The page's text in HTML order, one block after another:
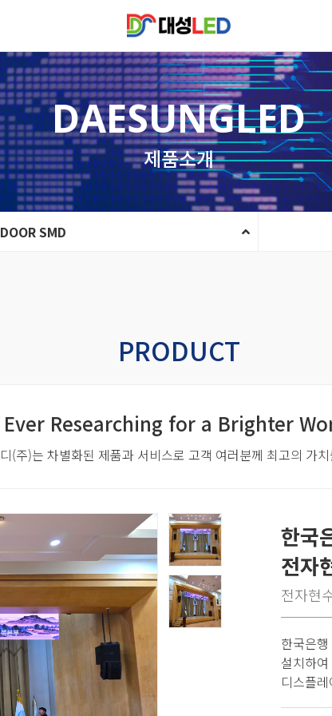
DAESUNGLED
제품소개
SMD
PRODUCT
Ever Researching for a Brighter
(주)는 차별화된 제품과 서비스로고객 여러분께 최고의 가
한국
전자
전자현
한국은
설치하
디스플